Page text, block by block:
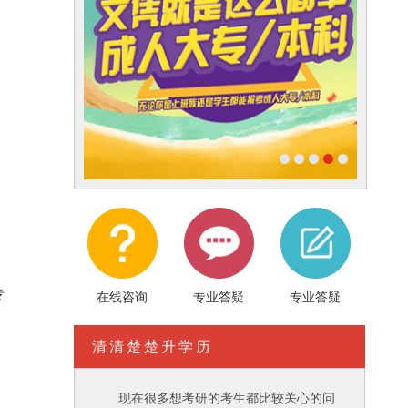
在线咨询 专业答疑 专业答疑
清清楚楚升学历
现在很多想考研的考生都比较关心的问